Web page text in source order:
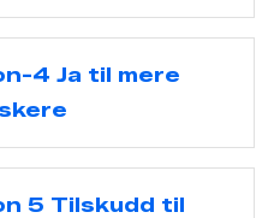
4 Ja til mere
5 Tilskudd til